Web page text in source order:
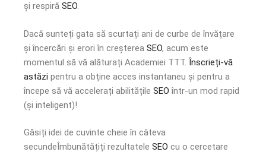
și respiră SEO.
Dacă sunteți gata să scurtați ani de curbe de învățare
și încercări și erori în creșterea SEO, acum este
momentul să vă alăturați Academiei TTT. Înscrieți-vă
astăzi pentru a obține acces instantaneu și pentru a
începe să vă accelerați abilitățile SEO într-un mod rapid
(și inteligent)!
Găsiți idei de cuvinte cheie în câteva
secundeÎmbunătățiți rezultatele SEO cu o cercetare